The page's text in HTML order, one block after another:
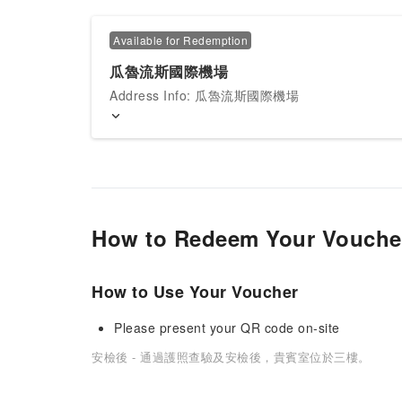
Available for Redemption
瓜魯流斯國際機場
Address Info: 瓜魯流斯國際機場
How to Redeem Your
How to Use Your Voucher
Please present your QR code on-site
安檢後 - 通過護照查驗及安檢後，貴賓室位於三樓。